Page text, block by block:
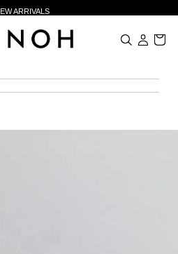
ARRIVALS
500ポイントプレゼント
一部業務休業のお知らせ